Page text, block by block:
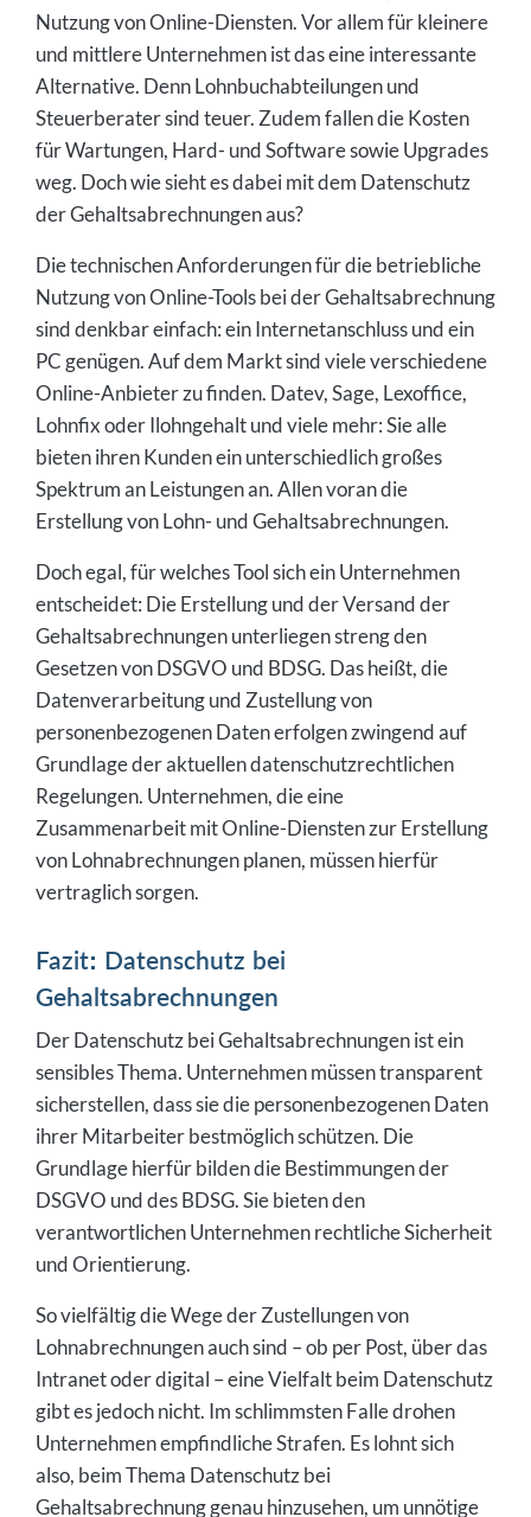
Nutzung von Online-Diensten. Vor allem für kleinere
und mittlere Unternehmen ist das eine interessante
Alternative. Denn Lohnbuchabteilungen und
Steuerberater sind teuer. Zudem fallen die Kosten
für Wartungen, Hard- und Software sowie Upgrades
weg. Doch wie sieht es dabei mit dem Datenschutz
der Gehaltsabrechnungen aus?
Die technischen Anforderungen für die betriebliche
Nutzung von Online-Tools bei der Gehaltsabrechnung
sind denkbar einfach: ein Internetanschluss und ein
PC genügen. Auf dem Markt sind viele verschiedene
Online-Anbieter zu finden. Datev, Sage, Lexoffice,
Lohnfix oder Ilohngehalt und viele mehr: Sie alle
bieten ihren Kunden ein unterschiedlich großes
Spektrum an Leistungen an. Allen voran die
Erstellung von Lohn- und Gehaltsabrechnungen.
Doch egal, für welches Tool sich ein Unternehmen
entscheidet: Die Erstellung und der Versand der
Gehaltsabrechnungen unterliegen streng den
Gesetzen von DSGVO und BDSG. Das heißt, die
Datenverarbeitung und Zustellung von
personenbezogenen Daten erfolgen zwingend auf
Grundlage der aktuellen datenschutzrechtlichen
Regelungen. Unternehmen, die eine
Zusammenarbeit mit Online-Diensten zur Erstellung
von Lohnabrechnungen planen, müssen hierfür
vertraglich sorgen.
Fazit: Datenschutz bei
Gehaltsabrechnungen
Der Datenschutz bei Gehaltsabrechnungen ist ein
sensibles Thema. Unternehmen müssen transparent
sicherstellen, dass sie die personenbezogenen Daten
ihrer Mitarbeiter bestmöglich schützen. Die
Grundlage hierfür bilden die Bestimmungen der
DSGVO und des BDSG. Sie bieten den
verantwortlichen Unternehmen rechtliche Sicherheit
und Orientierung.
So vielfältig die Wege der Zustellungen von
Lohnabrechnungen auch sind – ob per Post, über das
Intranet oder digital – eine Vielfalt beim Datenschutz
gibt es jedoch nicht. Im schlimmsten Falle drohen
Unternehmen empfindliche Strafen. Es lohnt sich
also, beim Thema Datenschutz bei
Gehaltsabrechnung genau hinzusehen, um unnötige